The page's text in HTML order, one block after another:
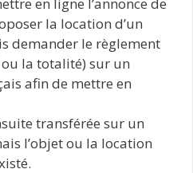
la location d’un
demander le règlement
la totalité) sur un
afin de mettre en
transférée sur un
l’objet ou la location